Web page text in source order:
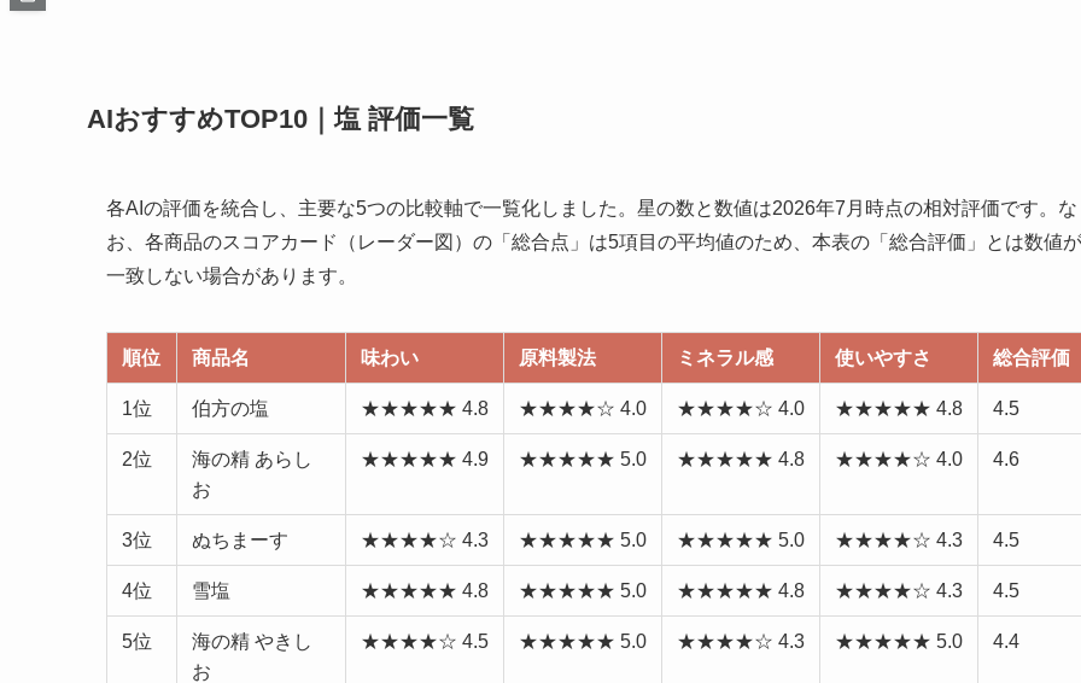
AIおすすめTOP10｜塩 評価一覧
各AIの評価を統合し、主要な5つの比較軸で一覧化しました。星の数と数値は2026年7月時点の相対評価です。な
お、各商品のスコアカード（レーダー図）の「総合点」は5項目の平均値のため、本表の「総合評価」とは数値が
一致しない場合があります。
順位 商品名 味わい 原料製法 ミネラル感 使いやすさ 総合評価
1位 伯方の塩 ★★★★★ 4.8 ★★★★☆ 4.0 ★★★★☆ 4.0 ★★★★★ 4.8 4.5
2位
海の精 あらし
お
★★★★★ 4.9 ★★★★★ 5.0 ★★★★★ 4.8 ★★★★☆ 4.0 4.6
3位 ぬちまーす ★★★★☆ 4.3 ★★★★★ 5.0 ★★★★★ 5.0 ★★★★☆ 4.3 4.5
4位 雪塩 ★★★★★ 4.8 ★★★★★ 5.0 ★★★★★ 4.8 ★★★★☆ 4.3 4.5
5位
海の精 やきし
お
★★★★☆ 4.5 ★★★★★ 5.0 ★★★★☆ 4.3 ★★★★★ 5.0 4.4